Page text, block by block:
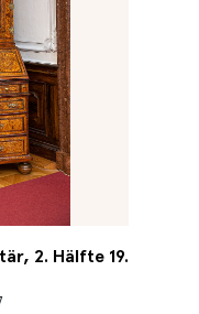
2. Hälfte 19.